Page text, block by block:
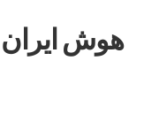
پرش
به
پرش
به
هوش ایران